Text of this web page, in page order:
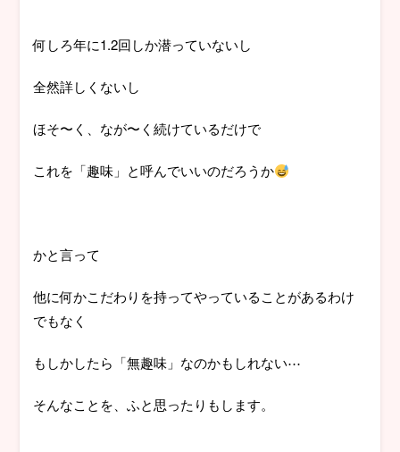
何しろ年に1.2回しか潜っていないし
全然詳しくないし
ほそ〜く、なが〜く続けているだけで
これを「趣味」と呼んでいいのだろうか
かと言って
他に何かこだわりを持ってやっていることがあるわけ
でもなく
もしかしたら「無趣味」なのかもしれない⋯
そんなことを、ふと思ったりもします。